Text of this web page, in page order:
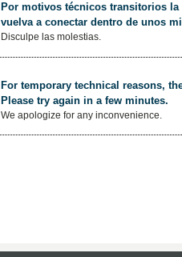
Por motivos técnicos transitorios
vuelva a conectar dentro de unos
Disculpe las molestias.
For temporary technical reasons,
Please try again in a few minutes.
We apologize for any inconvenience.